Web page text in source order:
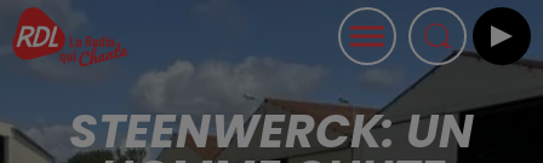
STEENWERCK: UN